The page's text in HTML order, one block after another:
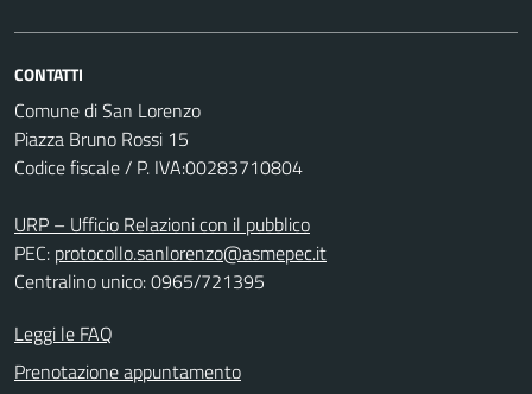
CONTATTI
Comune di San Lorenzo
Piazza Bruno Rossi 15
Codice fiscale / P. IVA:00283710804
URP – Ufficio Relazioni con il pubblico
PEC: protocollo.sanlorenzo@asmepec.it
Centralino unico: 0965/721395
Leggi le FAQ
Prenotazione appuntamento